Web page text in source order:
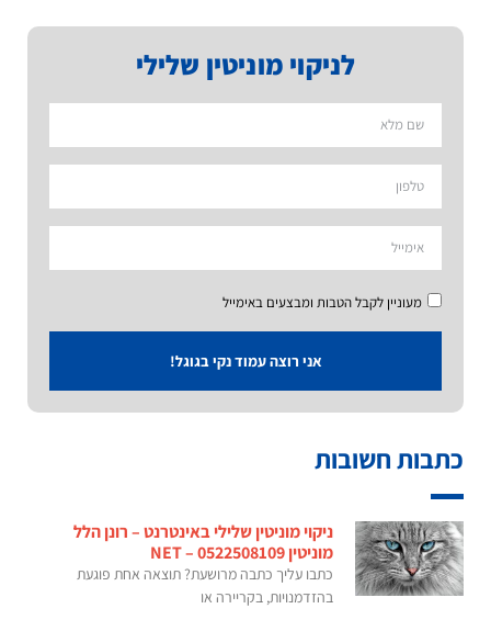
לניקוי מוניטין שלילי
מעוניין לקבל הטבות ומבצעים באימייל
אני רוצה עמוד נקי בגוגל!
כתבות חשובות
ניקוי מוניטין שלילי באינטרנט – רונן הלל
מוניטין NET – 0522508109
כתבו עליך כתבה מרושעת? תוצאה אחת פוגעת
בהזדמנויות, בקריירה או